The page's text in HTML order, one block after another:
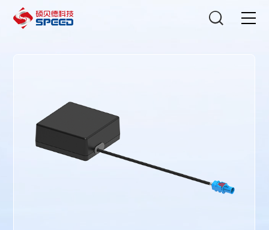
解决方案
创新与技术
选择语言 在线咨询